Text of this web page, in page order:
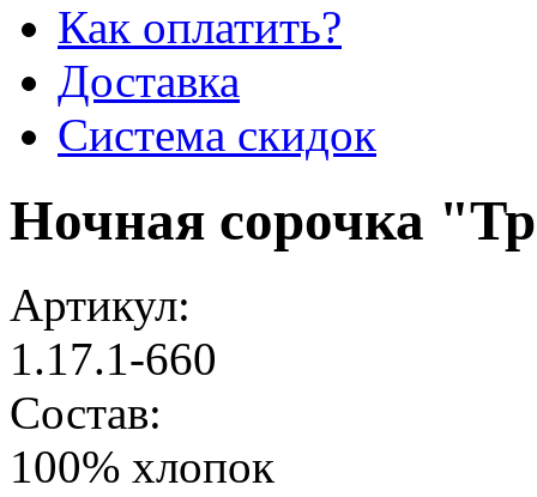
Как оплатить?
Доставка
Система скидок
Ночная сорочка
Артикул:
1.17.1-660
Состав:
100% хлопок